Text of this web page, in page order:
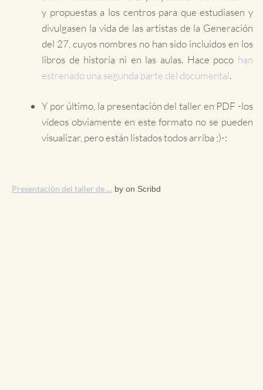
y propuestas a los centros para que estudiasen y
divulgasen la vida de las artistas de la Generación
del 27, cuyos nombres no han sido incluidos en los
libros de historia ni en las aulas. Hace poco han
estrenado una segunda parte del documental.
Y por último, la presentación del taller en PDF -los
vídeos obviamente en este formato no se pueden
visualizar, pero están listados todos arriba ;)-:
Presentación del taller de … by on Scribd